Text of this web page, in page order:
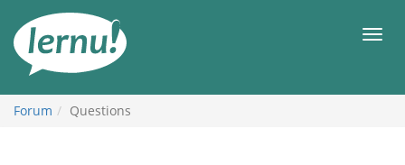
contenu
Forum Questions